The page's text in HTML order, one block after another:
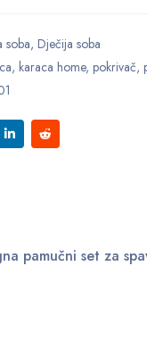
soba, Dječija soba
, karaca home, pokrivač,
pamučni set za